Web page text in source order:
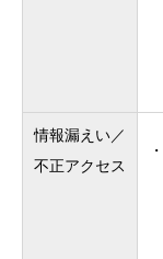
情報漏えい／
不正アクセス
・